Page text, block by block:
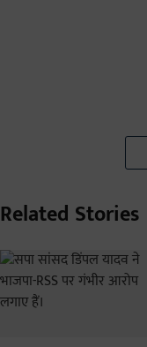
Related Stories